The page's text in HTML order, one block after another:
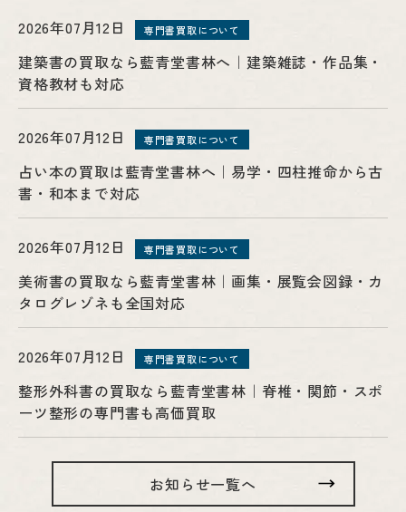
2026年07月12日 専門書買取について
建築書の買取なら藍青堂書林へ｜建築雑誌・作品集・
資格教材も対応
2026年07月12日 専門書買取について
占い本の買取は藍青堂書林へ｜易学・四柱推命から古
書・和本まで対応
2026年07月12日 専門書買取について
美術書の買取なら藍青堂書林｜画集・展覧会図録・カ
タログレゾネも全国対応
2026年07月12日 専門書買取について
整形外科書の買取なら藍青堂書林｜脊椎・関節・スポ
ーツ整形の専門書も高価買取
お知らせ一覧へ